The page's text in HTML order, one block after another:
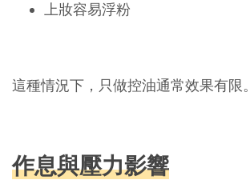
上妝容易浮粉
這種情況下，只做控油通常效果有限。
作息與壓力影響